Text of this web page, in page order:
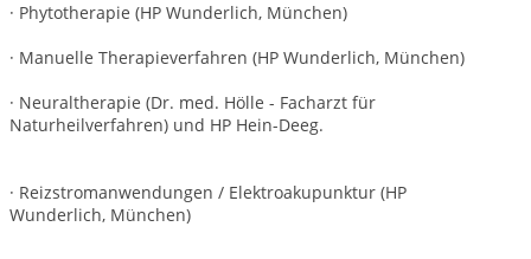
· Phytotherapie (HP Wunderlich, München)
· Manuelle Therapieverfahren (HP Wunderlich, München)
· Neuraltherapie (Dr. med. Hölle - Facharzt für
Naturheilverfahren) und HP Hein-Deeg.
· Reizstromanwendungen / Elektroakupunktur (HP
Wunderlich, München)